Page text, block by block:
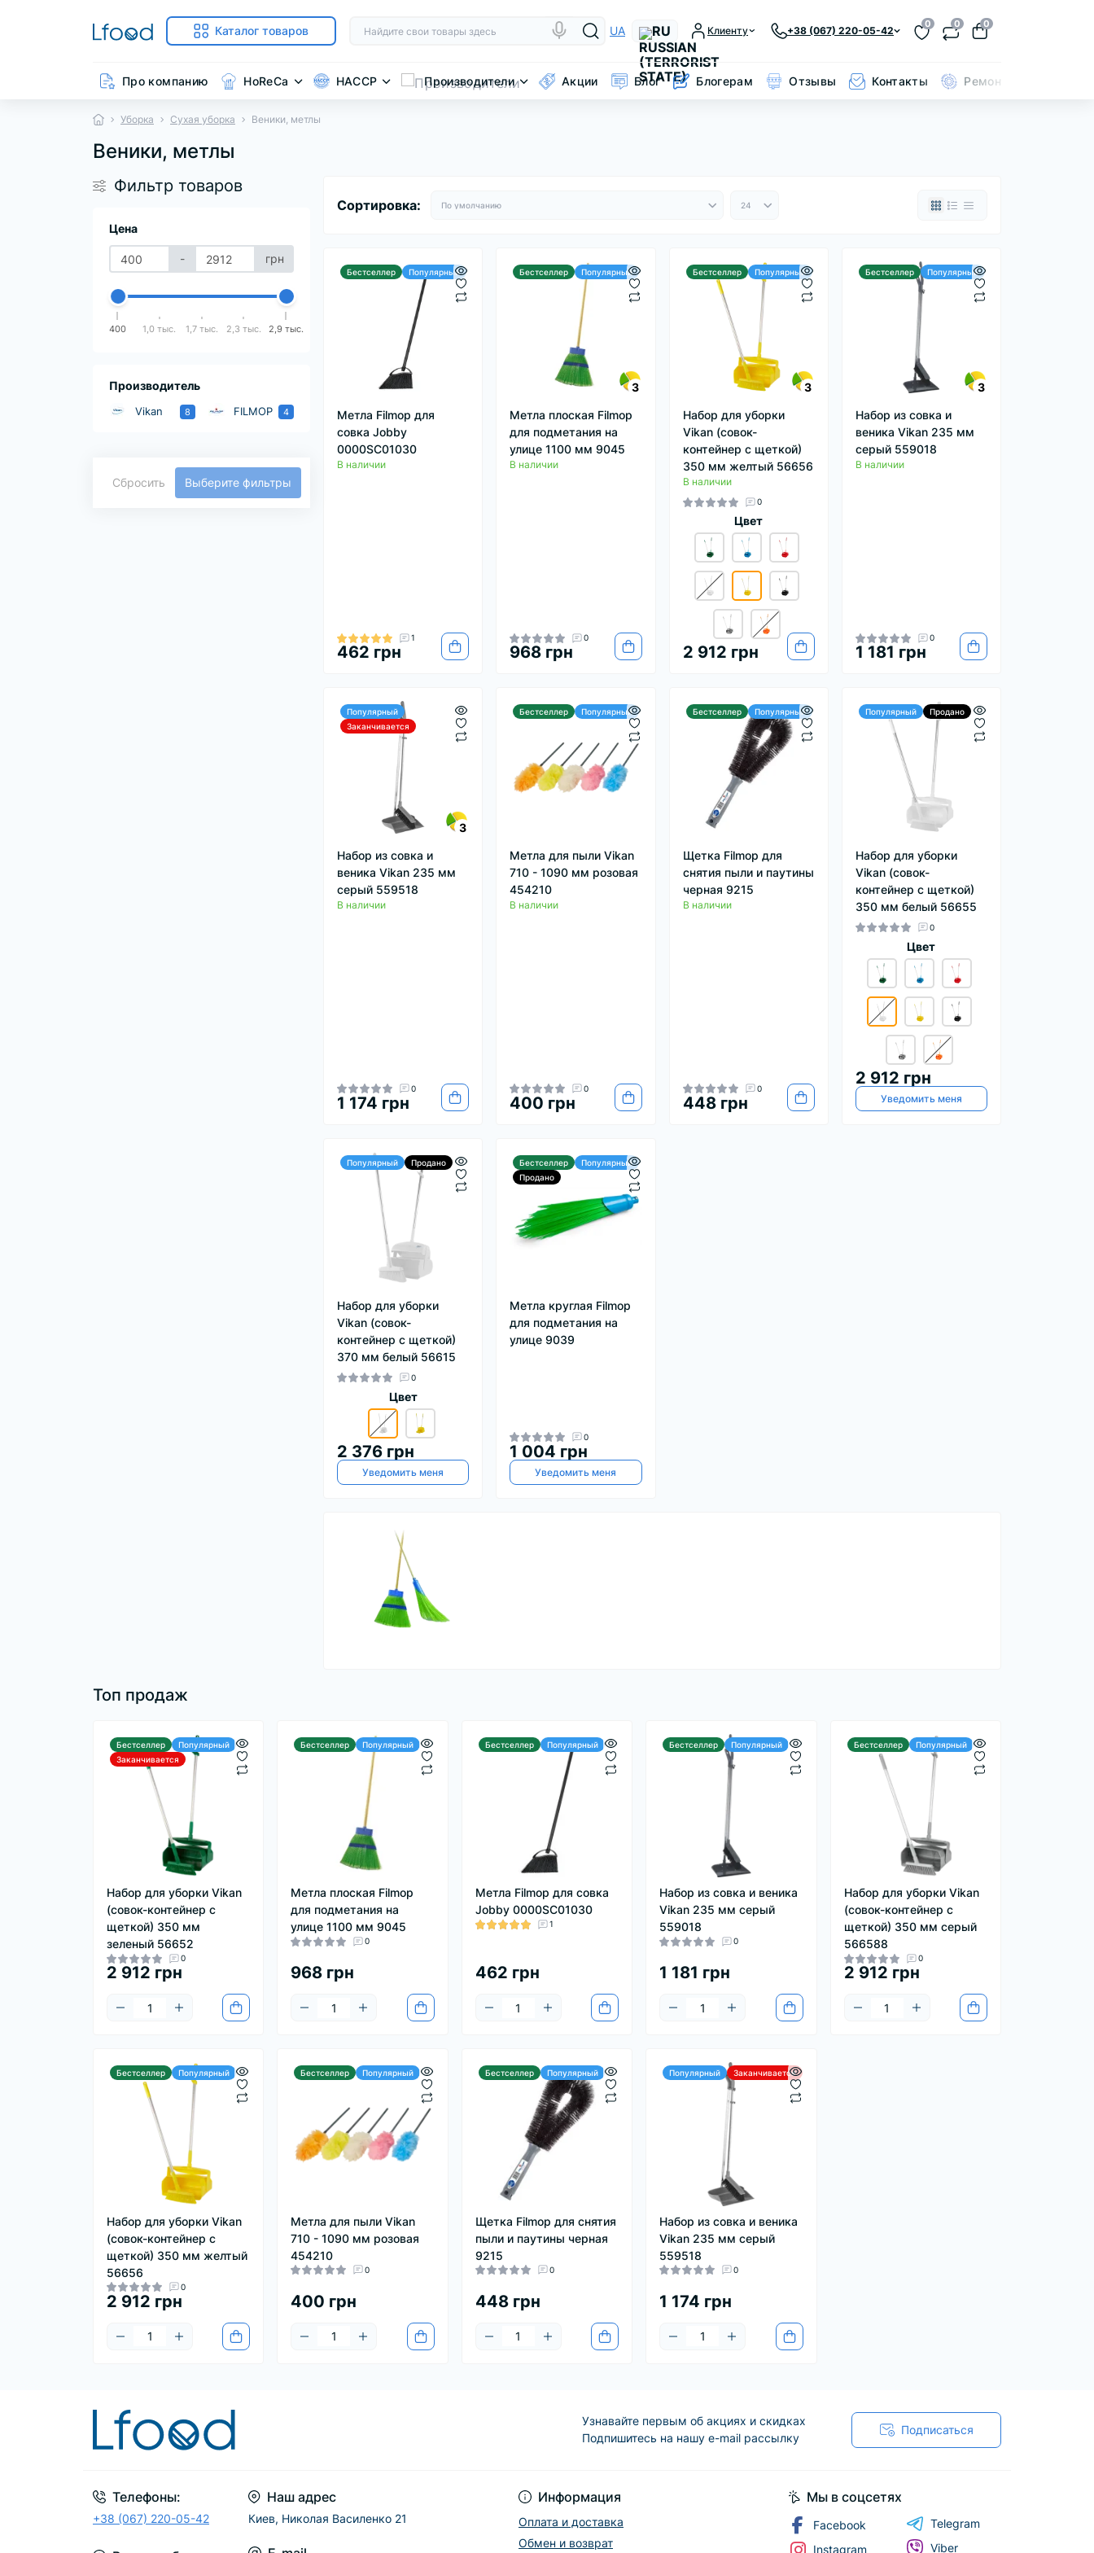
Каталог товаров UA RU Клиенту +38 (067) 220-05-42
0 0 0
Про компанию HoReCa HACCP Производители Акции Блог Блогерам Отзывы Контакты Ремонт кольчуги
Уборка Сухая уборка Веники, метлы
Веники, метлы
Фильтр товаров
Цена
- грн
400 1,0 тыс. 1,7 тыс. 2,3 тыс. 2,9 тыс.
Производитель
Vikan 8 FILMOP 4
Сбросить Выберите фильтры
Сортировка:
Бестселлер Популярный
Метла Filmop для
совка Jobby
0000SC01030
В наличии
1
462 грн
Бестселлер Популярный
3
Метла плоская Filmop
для подметания на
улице 1100 мм 9045
В наличии
0
968 грн
Бестселлер Популярный
3
Набор для уборки
Vikan (совок-
контейнер с щеткой)
350 мм желтый 56656
В наличии
0
Цвет
2 912 грн
Бестселлер Популярный
3
Набор из совка и
веника Vikan 235 мм
серый 559018
В наличии
0
1 181 грн
Популярный
Заканчивается
3
Набор из совка и
веника Vikan 235 мм
серый 559518
В наличии
0
1 174 грн
Бестселлер Популярный
Метла для пыли Vikan
710 - 1090 мм розовая
454210
В наличии
0
400 грн
Бестселлер Популярный
Щетка Filmop для
снятия пыли и паутины
черная 9215
В наличии
0
448 грн
Популярный Продано
Набор для уборки
Vikan (совок-
контейнер с щеткой)
350 мм белый 56655
0
Цвет
2 912 грн
Уведомить меня
Популярный Продано
Набор для уборки
Vikan (совок-
контейнер с щеткой)
370 мм белый 56615
0
Цвет
2 376 грн
Уведомить меня
Бестселлер
Популярный
Продано
Метла круглая Filmop
для подметания на
улице 9039
0
1 004 грн
Уведомить меня
Топ продаж
Бестселлер
Популярный
Заканчивается
Набор для уборки Vikan
(совок-контейнер с
щеткой) 350 мм
зеленый 56652
0
2 912 грн
Бестселлер Популярный
Метла плоская Filmop
для подметания на
улице 1100 мм 9045
0
968 грн
Бестселлер Популярный
Метла Filmop для совка
Jobby 0000SC01030
1
462 грн
Бестселлер Популярный
Набор из совка и веника
Vikan 235 мм серый
559018
0
1 181 грн
Бестселлер Популярный
Набор для уборки Vikan
(совок-контейнер с
щеткой) 350 мм серый
566588
0
2 912 грн
Бестселлер Популярный
Набор для уборки Vikan
(совок-контейнер с
щеткой) 350 мм желтый
56656
0
2 912 грн
Бестселлер Популярный
Метла для пыли Vikan
710 - 1090 мм розовая
454210
0
400 грн
Бестселлер Популярный
Щетка Filmop для снятия
пыли и паутины черная
9215
0
448 грн
Популярный Заканчивается
Набор из совка и веника
Vikan 235 мм серый
559518
0
1 174 грн
Узнавайте первым об акциях и скидках
Подпишитесь на нашу e-mail рассылку
Подписаться
Телефоны:
+38 (067) 220-05-42
Наш адрес
Киев, Николая Василенко 21
Информация
Оплата и доставка
Обмен и возврат
Мы в соцсетях
Facebook
Instagram
Telegram
Viber